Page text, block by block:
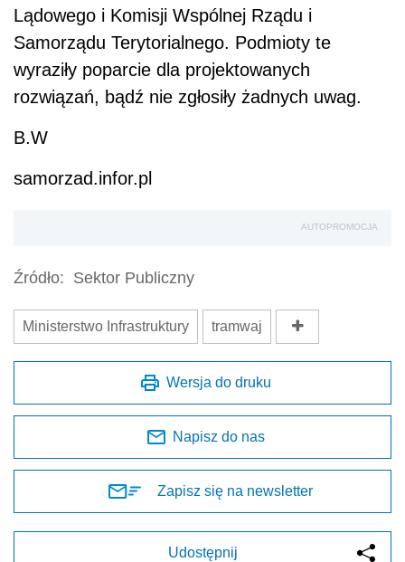
Lądowego i Komisji Wspólnej Rządu i
Samorządu Terytorialnego. Podmioty te
wyraziły poparcie dla projektowanych
rozwiązań, bądź nie zgłosiły żadnych uwag.
B.W
samorzad.infor.pl
AUTOPROMOCJA
Źródło: Sektor Publiczny
Ministerstwo Infrastruktury tramwaj
Wersja do druku
Napisz do nas
Zapisz się na newsletter
Udostępnij